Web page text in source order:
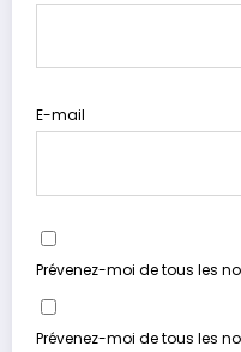
E-mail
Prévenez-moi de tous les
Prévenez-moi de tous les